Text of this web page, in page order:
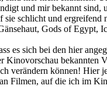
und mir bekannt sind,
sie schlicht und
Gods of Egypt,
es sich bei den hier
Kinovorschau bekannten
verändern können! Hier
Filmen, auf die ich im